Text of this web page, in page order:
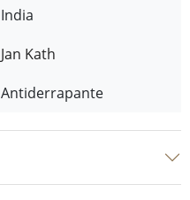
India
Jan Kath
Antiderrapante